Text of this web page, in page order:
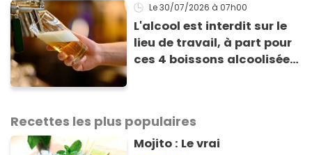
Le 30/07/2026 à 07h00
L'alcool est interdit sur le
lieu de travail, à part pour
ces 4 boissons alcoolisées
Recettes les plus populaires
Mojito : Le vrai